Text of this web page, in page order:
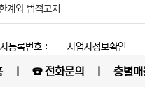
계와 법적고지
등록번호 : 사업자정보확인
그누보드5 All rights
☎ 전화문의 층별매